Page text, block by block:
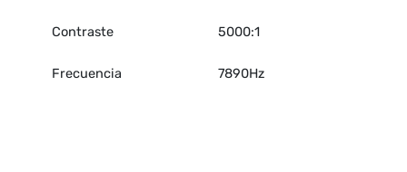
Contraste 5000:1
Frecuencia 7890Hz